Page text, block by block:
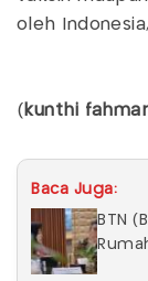
oleh
( kunthi
Baca Juga:
BTN